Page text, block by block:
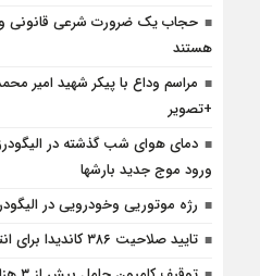
حجاب یک ضرورت شرعی قانونی و
هستند
مراسم وداع با پیکر شهید امیر
+تصویر
ورود موج جدید بارشها
رژه موتوریی وخودرویی در
تایید صلاحیت ۳۸۶ کاندیدا برای انتخابات‌مجلس در لرستان